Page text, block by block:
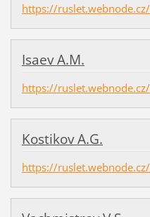
https://
Isaev A.M.
https://
Kostikov A.G.
https://